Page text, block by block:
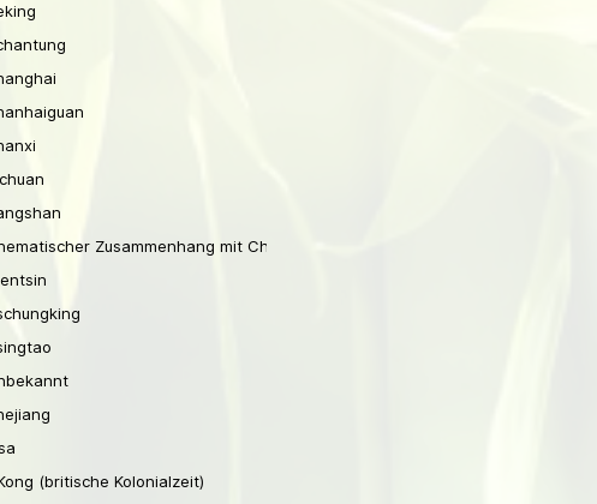
Zusammenhang mit China
(britische Kolonialzeit)